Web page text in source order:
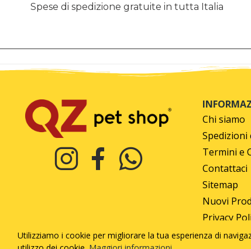
Spese di spedizione gratuite in tutta Italia
Chi siamo
Spedizioni
Termini e
Contattaci
Sitemap
Nuovi
Privacy
Utilizziamo i cookie per migliorare la tua esperienza di